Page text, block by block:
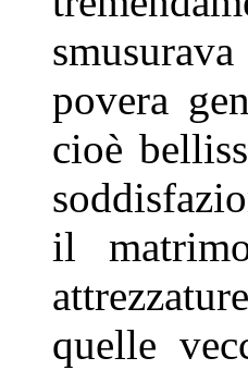
povera
cioè
il
quelle